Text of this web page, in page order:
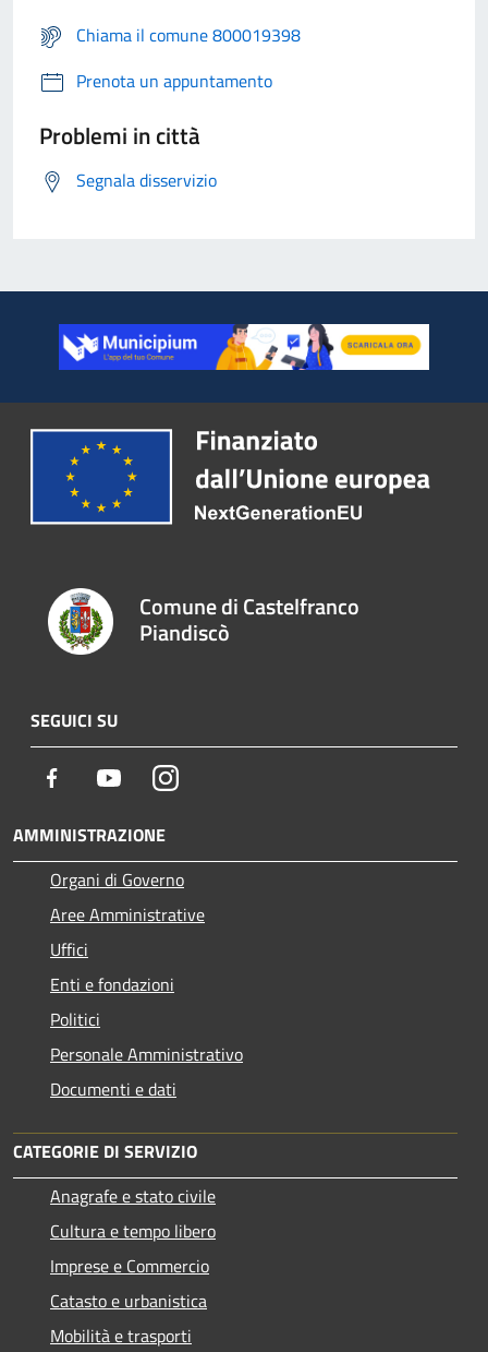
Chiama il comune 800019398
Prenota un appuntamento
Problemi in città
Segnala disservizio
Comune di Castelfranco
Piandiscò
SEGUICI SU
Facebook YoutubeInstagram
AMMINISTRAZIONE
Organi di Governo
Aree Amministrative
Uffici
Enti e fondazioni
Politici
Personale Amministrativo
Documenti e dati
CATEGORIE DI SERVIZIO
Anagrafe e stato civile
Cultura e tempo libero
Imprese e Commercio
Catasto e urbanistica
Mobilità e trasporti